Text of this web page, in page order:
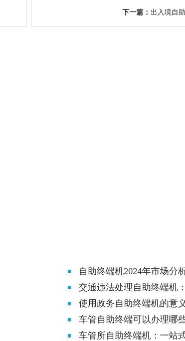
下一篇： 出入境自
自助终端机2024年市场分
交通违法处理自助终端机
使用政务自助终端机的意义
车管自助终端可以办理哪
车管所自助终端机：一站